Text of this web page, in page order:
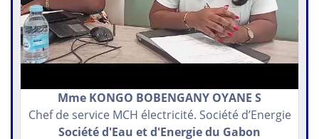
Mme KONGO BOBENGANY OYANE S
Chef de service MCH électricité. Société d’Energie
Société d'Eau et d'Energie du Gabon